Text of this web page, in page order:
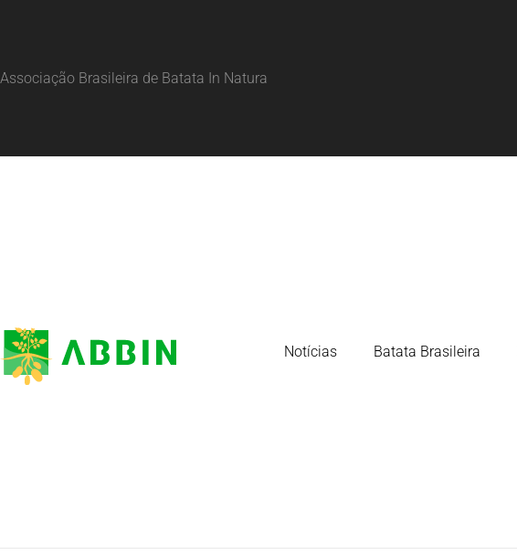
Associação Brasileira de Batata In Natura
Notícias Batata Brasileira